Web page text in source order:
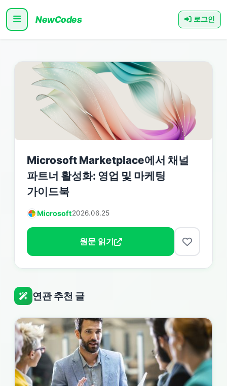
NewCodes 로그인
Microsoft Marketplace에서 채널
파트너 활성화: 영업 및 마케팅
가이드북
Microsoft2026.06.25
원문 읽기
연관 추천 글